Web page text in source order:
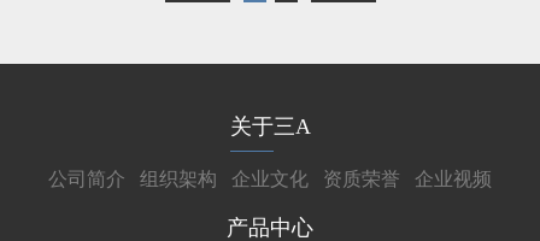
关于三A
公司简介 组织架构 企业文化 资质荣誉 企业视频
产品中心